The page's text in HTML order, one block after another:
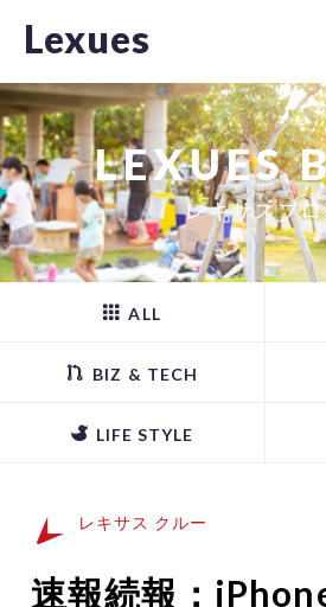
Lexues
LEXUES
レキサスブ
ALL
BIZ & TECH
LIFE STYLE
レキサス クルー
速報続報：